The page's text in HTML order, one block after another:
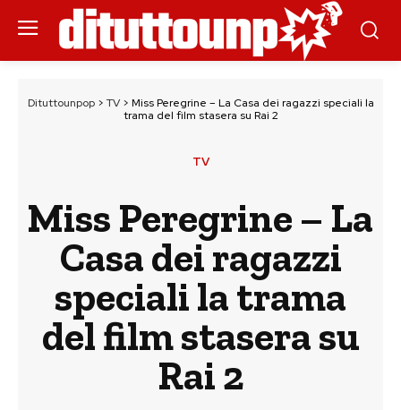
Dituttounpop> TV> Miss Peregrine – La Casa dei ragazzi speciali la
trama del film stasera su Rai 2
TV
Miss Peregrine – La
Casa dei ragazzi
speciali la trama
del film stasera su
Rai 2